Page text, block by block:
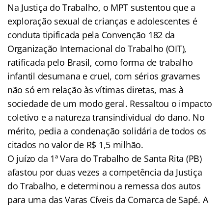
Na Justiça do Trabalho, o MPT sustentou que a
exploração sexual de crianças e adolescentes é
conduta tipificada pela Convenção 182 da
Organização Internacional do Trabalho (OIT),
ratificada pelo Brasil, como forma de trabalho
infantil desumana e cruel, com sérios gravames
não só em relação às vítimas diretas, mas à
sociedade de um modo geral. Ressaltou o impacto
coletivo e a natureza transindividual do dano. No
mérito, pedia a condenação solidária de todos os
citados no valor de R$ 1,5 milhão.
O juízo da 1ª Vara do Trabalho de Santa Rita (PB)
afastou por duas vezes a competência da Justiça
do Trabalho, e determinou a remessa dos autos
para uma das Varas Cíveis da Comarca de Sapé. A